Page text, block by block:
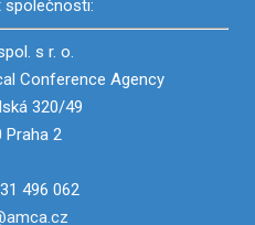
společnosti:
s r. o.
Conference Agency
320/49
Praha 2
496 062